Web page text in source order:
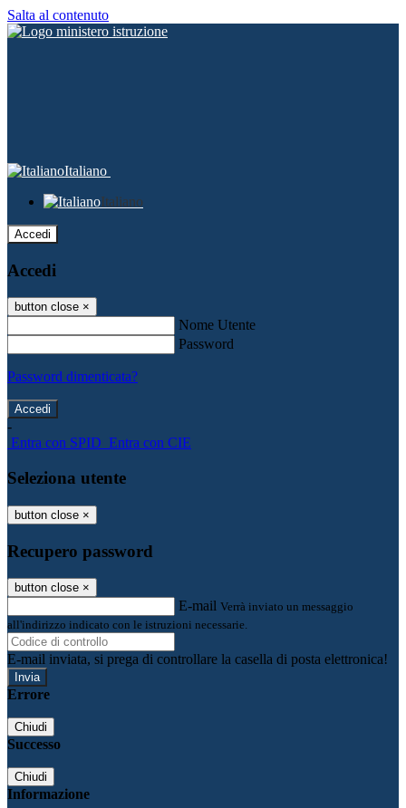
Salta al contenuto
Italiano
Italiano
Accedi
Accedi
button close ×
Nome Utente
Password
Password dimenticata?
-
Entra con SPID Entra con CIE
Seleziona utente
button close ×
Recupero password
button close ×
E-mail Verrà inviato un messaggio
all'indirizzo indicato con le istruzioni necessarie.
E-mail inviata, si prega di controllare la casella di posta elettronica!
Errore
Chiudi
Successo
Chiudi
Informazione